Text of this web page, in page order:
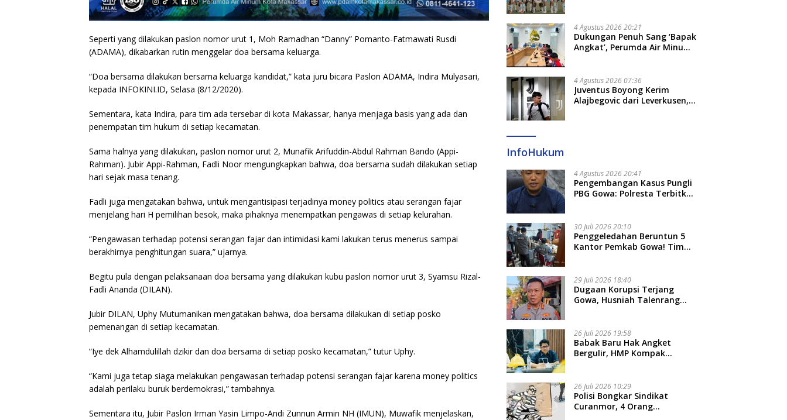
Seperti yang dilakukan paslon nomor urut 1, Moh Ramadhan “Danny” Pomanto-Fatmawati Rusdi
(ADAMA), dikabarkan rutin menggelar doa bersama keluarga.
“Doa bersama dilakukan bersama keluarga kandidat,” kata juru bicara Paslon ADAMA, Indira Mulyasari,
kepada INFOKINI.ID, Selasa (8/12/2020).
Sementara, kata Indira, para tim ada tersebar di kota Makassar, hanya menjaga basis yang ada dan
penempatan tim hukum di setiap kecamatan.
Sama halnya yang dilakukan, paslon nomor urut 2, Munafik Arifuddin-Abdul Rahman Bando (Appi-
Rahman). Jubir Appi-Rahman, Fadli Noor mengungkapkan bahwa, doa bersama sudah dilakukan setiap
hari sejak masa tenang.
Fadli juga mengatakan bahwa, untuk mengantisipasi terjadinya money politics atau serangan fajar
menjelang hari H pemilihan besok, maka pihaknya menempatkan pengawas di setiap kelurahan.
“Pengawasan terhadap potensi serangan fajar dan intimidasi kami lakukan terus menerus sampai
berakhirnya penghitungan suara,” ujarnya.
Begitu pula dengan pelaksanaan doa bersama yang dilakukan kubu paslon nomor urut 3, Syamsu Rizal-
Fadli Ananda (DILAN).
Jubir DILAN, Uphy Mutumanikan mengatakan bahwa, doa bersama dilakukan di setiap posko
pemenangan di setiap kecamatan.
“Iye dek Alhamdulillah dzikir dan doa bersama di setiap posko kecamatan,” tutur Uphy.
“Kami juga tetap siaga melakukan pengawasan terhadap potensi serangan fajar karena money politics
adalah perilaku buruk berdemokrasi,” tambahnya.
Sementara itu, Jubir Paslon Irman Yasin Limpo-Andi Zunnun Armin NH (IMUN), Muwafik menjelaskan,
4 Agustus 2026 20:21
Dukungan Penuh Sang ‘Bapak
Angkat’, Perumda Air Minum
4 Agustus 2026 07:36
Juventus Boyong Kerim
Alajbegovic dari Leverkusen,
InfoHukum
4 Agustus 2026 20:41
Pengembangan Kasus Pungli
PBG Gowa: Polresta Terbitkan
30 Juli 2026 20:10
Penggeledahan Beruntun 5
Kantor Pemkab Gowa! Tim
Rp16 Miliar
29 Juli 2026 18:40
Dugaan Korupsi Terjang
Gowa, Husniah Talenrang
26 Juli 2026 19:58
​Babak Baru Hak Angket
Bergulir, HMP Kompak
26 Juli 2026 10:29
Polisi Bongkar Sindikat
Curanmor, 4 Orang